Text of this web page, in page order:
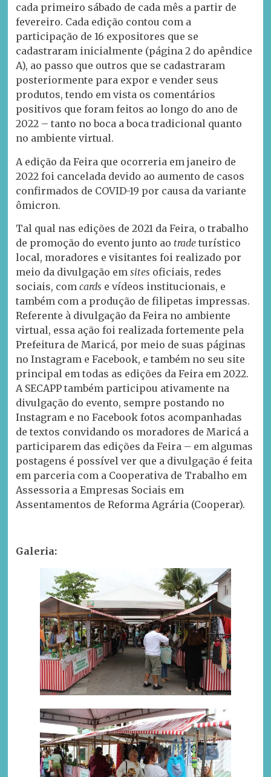
cada primeiro sábado de cada mês a partir de
fevereiro. Cada edição contou com a
participação de 16 expositores que se
cadastraram inicialmente (página 2 do apêndice
A), ao passo que outros que se cadastraram
posteriormente para expor e vender seus
produtos, tendo em vista os comentários
positivos que foram feitos ao longo do ano de
2022 – tanto no boca a boca tradicional quanto
no ambiente virtual.
A edição da Feira que ocorreria em janeiro de
2022 foi cancelada devido ao aumento de casos
confirmados de COVID-19 por causa da variante
ômicron.
Tal qual nas edições de 2021 da Feira, o trabalho
de promoção do evento junto ao trade turístico
local, moradores e visitantes foi realizado por
meio da divulgação emsites oficiais, redes
sociais, comcards e vídeos institucionais, e
também com a produção de filipetas impressas.
Referente à divulgação da Feira no ambiente
virtual, essa ação foi realizada fortemente pela
Prefeitura de Maricá, por meio de suas páginas
no Instagram e Facebook, e também no seu site
principal em todas as edições da Feira em 2022.
A SECAPP também participou ativamente na
divulgação do evento, sempre postando no
Instagram e no Facebook fotos acompanhadas
de textos convidando os moradores de Maricá a
participarem das edições da Feira – em algumas
postagens é possível ver que a divulgação é feita
em parceria com a Cooperativa de Trabalho em
Assessoria a Empresas Sociais em
Assentamentos de Reforma Agrária (Cooperar).
Galeria: